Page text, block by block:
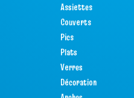
Assiettes
Couverts
Pics
Plats
Verres
Décoration